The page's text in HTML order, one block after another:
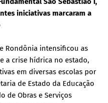
iniciativas marcaram a
Rondônia intensificou as
a crise hídrica no estado,
em diversas escolas por
de Estado da Educação
de Obras e Serviços